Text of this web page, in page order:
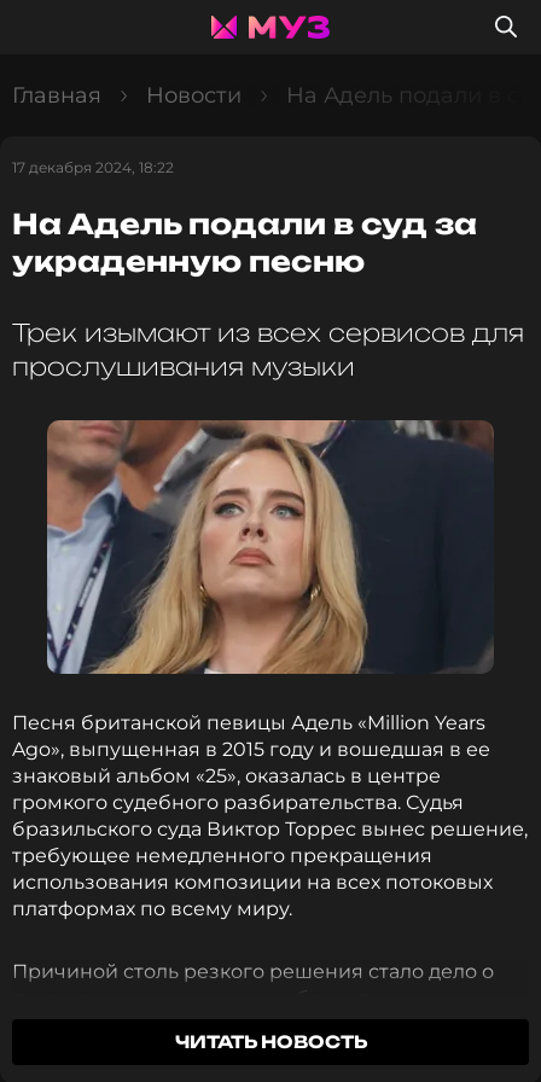
Главная Новости На Адель подали в
17 декабря 2024, 18:22
На Адель подали в суд за
украденную песню
Трек изымают из всех сервисов для
прослушивания музыки
Песня британской певицы Адель «Million Years
Ago», выпущенная в 2015 году и вошедшая в ее
знаковый альбом «25», оказалась в центре
громкого судебного разбирательства. Судья
бразильского суда Виктор Торрес вынес решение,
требующее немедленного прекращения
использования композиции на всех потоковых
платформах по всему миру.
Причиной столь резкого решения стало дело о
плагиате, инициированное бразильским
композитором Тониньо Гераесом. Музыкант
утверждает, что песня Адель заимствовала
ЧИТАТЬ НОВОСТЬ